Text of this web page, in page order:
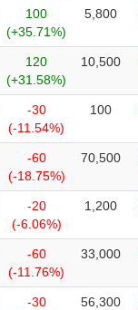
100
(+35.71%)
5,800
120
(+31.58%)
10,500
-30
(-11.54%)
100
-60
(-18.75%)
70,500
-20
(-6.06%)
1,200
-60
(-11.76%)
33,000
-30
56,300